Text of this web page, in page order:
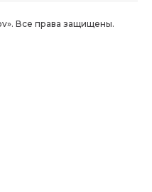
Все права защищены.